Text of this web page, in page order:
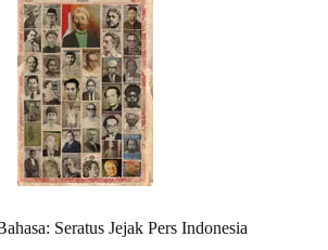
Seratus Jejak Pers Indonesia